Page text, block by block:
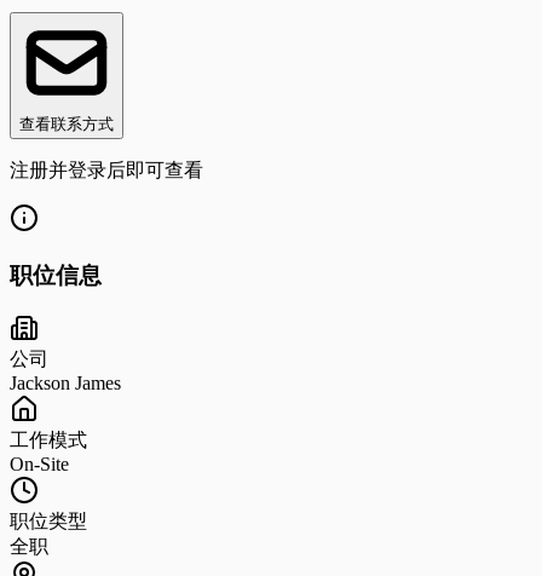
查看联系方式
注册并登录后即可查看
职位信息
公司
Jackson James
工作模式
On-Site
职位类型
全职